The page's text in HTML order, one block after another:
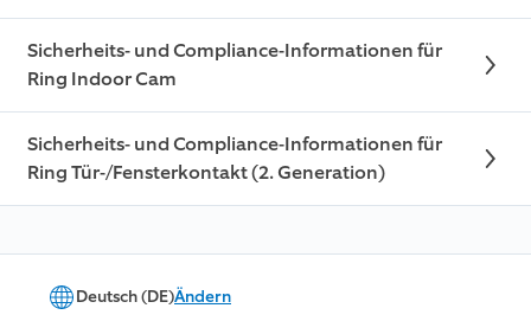
Sicherheits- und Compliance-Informationen für
Ring Indoor Cam
Sicherheits- und Compliance-Informationen für
Ring Tür-/Fensterkontakt (2. Generation)
Deutsch (DE)Ändern